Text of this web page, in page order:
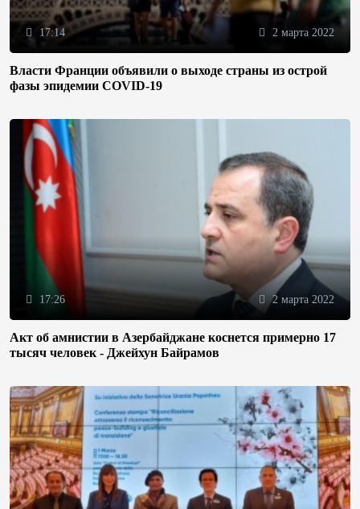
17:14 2 марта 2022
Власти Франции объявили о выходе страны из острой
фазы эпидемии COVID-19
17:26 2 марта 2022
Акт об амнистии в Азербайджане коснется примерно 17
тысяч человек - Джейхун Байрамов